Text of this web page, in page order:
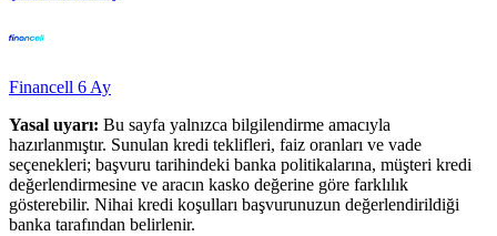
Financell 6 Ay
Yasal uyarı: Bu sayfa yalnızca bilgilendirme amacıyla
hazırlanmıştır. Sunulan kredi teklifleri, faiz oranları ve vade
seçenekleri; başvuru tarihindeki banka politikalarına, müşteri kredi
değerlendirmesine ve aracın kasko değerine göre farklılık
gösterebilir. Nihai kredi koşulları başvurunuzun değerlendirildiği
banka tarafından belirlenir.